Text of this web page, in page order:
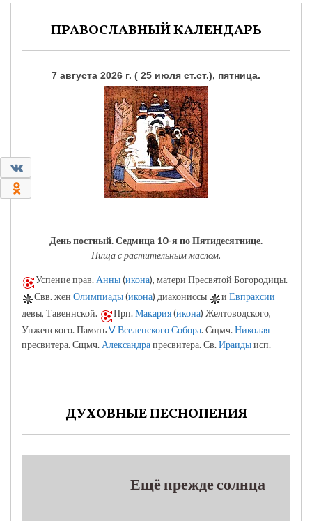
ПРАВОСЛАВНЫЙ КАЛЕНДАРЬ
7 августа 2026 г. ( 25 июля ст.ст.), пятница.
День постный.Седмица 10-я по Пятидесятнице.
Пища с растительным маслом.
Успение прав. Анны(икона), матери Пресвятой Богородицы.
Свв. жен Олимпиады(икона) диакониссы и Евпраксии
девы, Тавеннской.
Прп.Макария(икона) Желтоводского,
Унженского. ПамятьV Вселенского Собора. Сщмч.Николая
пресвитера. Сщмч. Александрапресвитера. Св.Ираидыисп.
ДУХОВНЫЕ ПЕСНОПЕНИЯ
Ещё прежде солнца